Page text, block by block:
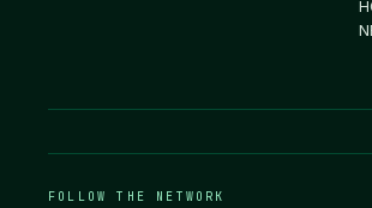
FOLLOW THE NETWORK